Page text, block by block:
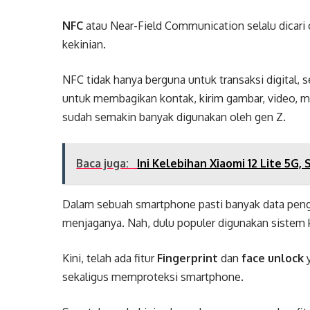
NFC atau Near-Field Communication selalu
kekinian.
NFC tidak hanya berguna untuk transaksi digital,
untuk membagikan kontak, kirim gambar, video,
sudah semakin banyak digunakan oleh gen Z.
Baca juga: Ini Kelebihan Xiaomi 12 Lite
Dalam sebuah smartphone pasti banyak data
menjaganya. Nah, dulu populer digunakan
Kini, telah ada fitur Fingerprintdanface unlock
sekaligus memproteksi smartphone.